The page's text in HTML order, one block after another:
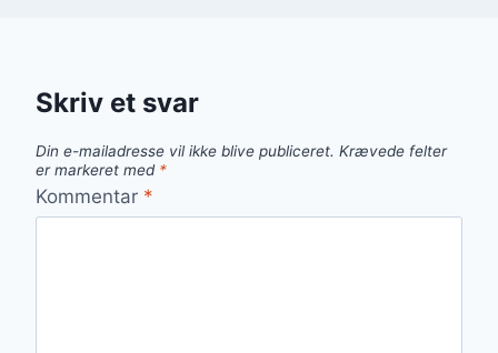
Skriv et svar
Din e-mailadresse vil ikke blive publiceret. Krævede felter
er markeret med *
Kommentar *